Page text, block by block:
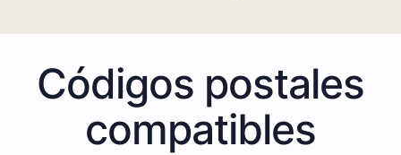
Códigos postales
compatibles